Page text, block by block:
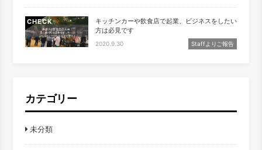
CHECK
キッチンカーや飲食店で起業、ビジネスをしたい
方は必見です
2020.9.30 Staffよりご報告
カテゴリー
未分類